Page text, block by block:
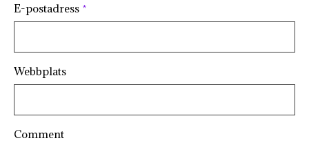
E-postadress *
Webbplats
Comment